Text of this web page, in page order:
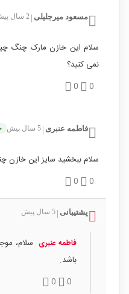
مسعود میرجلیلی 2 سال پیش
سلام این خازن مارک چنگ
نمی کنید؟
0
0
فاطمه عنبری 5 سال پیش
سلام ببخشید سایز این خازن
0
0
پشتیبانی 5 سال پیش
فاطمه عنبری
باشد.
0
0